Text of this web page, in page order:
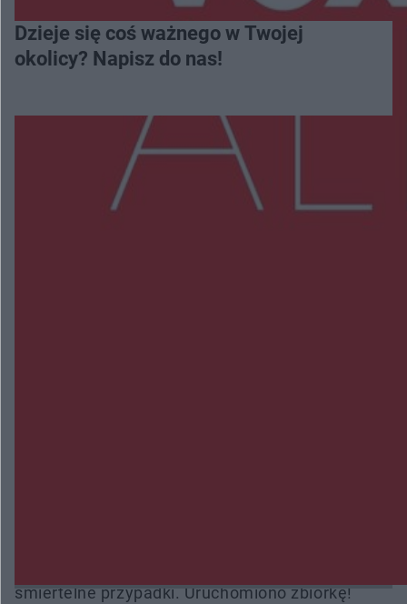
Dzieje się coś ważnego w Twojej
okolicy? Napisz do nas!
Więcej
śmiertelne przypadki. Uruchomiono zbiórkę!